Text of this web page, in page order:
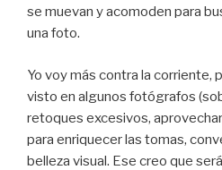
se muevan y acomoden para
una foto.
Yo voy más contra la corriente,
visto en algunos fotógrafos
retoques excesivos,
para enriquecer las tomas,
belleza visual. Ese creo que